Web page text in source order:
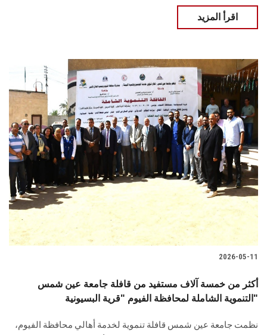
اقرأ المزيد
2026-05-11
أكثر من خمسة آلاف مستفيد من قافلة جامعة عين شمس
التنموية الشاملة لمحافظة الفيوم "قرية البسيونية"
نظمت جامعة عين شمس قافلة تنموية لخدمة أهالي محافظة الفيوم،